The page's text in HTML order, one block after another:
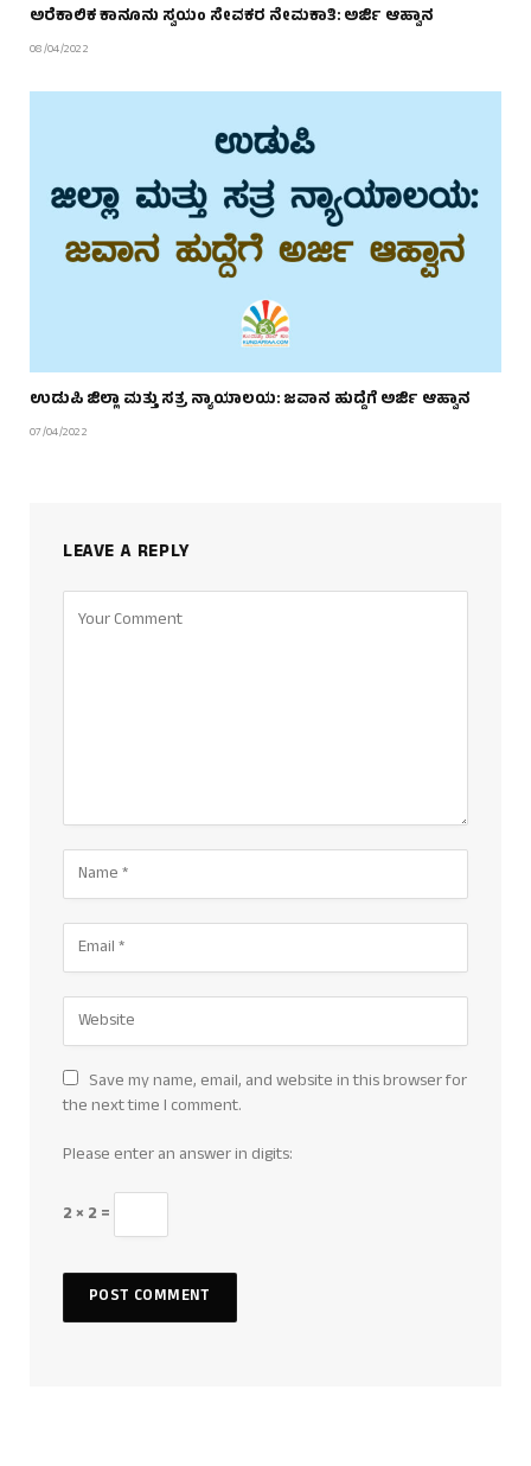
ಅರೆಕಾಲಿಕ ಕಾನೂನು ಸ್ವಯಂ ಸೇವಕರ ನೇಮಕಾತಿ: ಅರ್ಜಿ ಆಹ್ವಾನ
08/04/2022
ಉಡುಪಿ ಜಿಲ್ಲಾ ಮತ್ತು ಸತ್ರ ನ್ಯಾಯಾಲಯ: ಜವಾನ ಹುದ್ದೆಗೆ ಅರ್ಜಿ ಆಹ್ವಾನ
07/04/2022
LEAVE A REPLY
Save my name, email, and website in this browser for
the next time I comment.
Please enter an answer in digits:
2 × 2 =